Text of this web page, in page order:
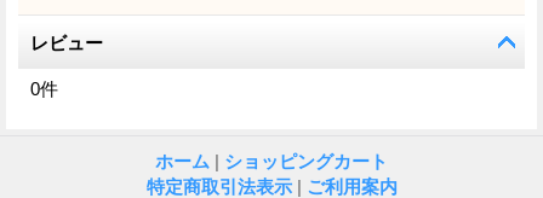
レビュー
0件
ホーム | ショッピングカート
特定商取引法表示 | ご利用案内